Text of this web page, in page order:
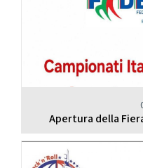
Apertura della